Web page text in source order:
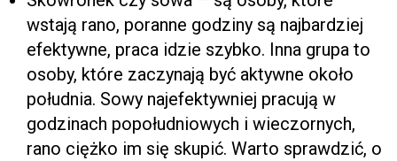
wstają rano, poranne godziny są najbardziej
efektywne, praca idzie szybko. Inna grupa to
osoby, które zaczynają być aktywne około
południa. Sowy najefektywniej pracują w
godzinach popołudniowych i wieczornych,
rano ciężko im się skupić. Warto sprawdzić, o